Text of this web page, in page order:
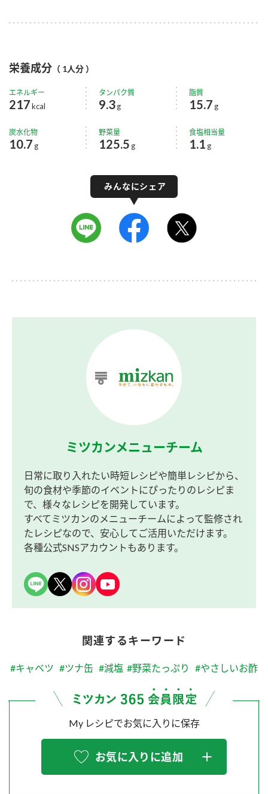
栄養成分 （ 1人分 ）
エネルギー
217kcal
タンパク質
9.3g
脂質
15.7 g
炭水化物
10.7 g
野菜量
125.5 g
食塩相当量
1.1 g
ミツカンメニューチーム
日常に取り入れたい時短レシピや簡単レシピから、
旬の食材や季節のイベントにぴったりのレシピま
で、様々なレシピを開発しています。
すべてミツカンのメニューチームによって監修され
たレシピなので、安心してご活用いただけます。
各種公式SNSアカウントもあります。
関連するキーワード
#キャベツ #ツナ缶 #減塩 #野菜たっぷり #やさしいお酢
My レシピでお気に入りに保存
お気に入りに追加